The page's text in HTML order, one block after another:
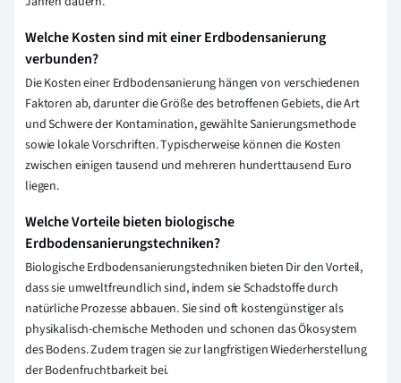
Welche Kosten sind mit einer Erdbodensanierung
verbunden?
Die Kosten einer Erdbodensanierung hängen von verschiedenen
Faktoren ab, darunter die Größe des betroffenen Gebiets, die Art
und Schwere der Kontamination, gewählte Sanierungsmethode
sowie lokale Vorschriften. Typischerweise können die Kosten
zwischen einigen tausend und mehreren hunderttausend Euro
liegen.
Welche Vorteile bieten biologische
Erdbodensanierungstechniken?
Biologische Erdbodensanierungstechniken bieten Dir den Vorteil,
dass sie umweltfreundlich sind, indem sie Schadstoffe durch
natürliche Prozesse abbauen. Sie sind oft kostengünstiger als
physikalisch-chemische Methoden und schonen das Ökosystem
des Bodens. Zudem tragen sie zur langfristigen Wiederherstellung
der Bodenfruchtbarkeit bei.